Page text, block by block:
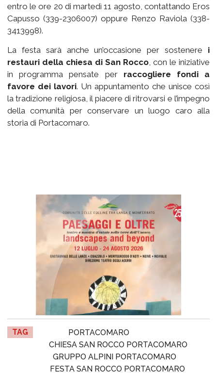
entro le ore 20 di martedì 11 agosto, contattando Eros
Capusso (339-2306007) oppure Renzo Raviola (338-
3413998).
La festa sarà anche un’occasione per sostenere i
restauri della chiesa di San Rocco, con le iniziative
in programma pensate per raccogliere fondi a
favore dei lavori. Un appuntamento che unisce così
la tradizione religiosa, il piacere di ritrovarsi e l’impegno
della comunità per conservare un luogo caro alla
storia di Portacomaro.
TAG
PORTACOMARO
CHIESA SAN ROCCO PORTACOMARO
GRUPPO ALPINI PORTACOMARO
FESTA SAN ROCCO PORTACOMARO